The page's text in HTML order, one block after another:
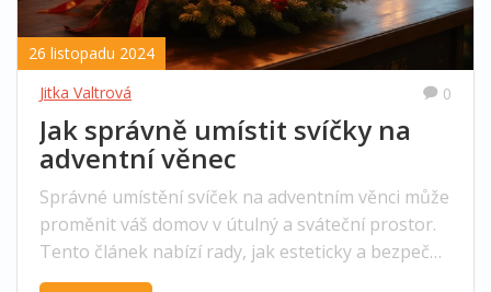
26 listopadu 2024
Jitka Valtrová
0
Jak správně umístit svíčky na
adventní věnec
Správné umístění svíček na adventním věnci může
proměnit váš domov v útulný a sváteční prostor.
Tento článek nabízí rady, jak esteticky a bezpečně
integrovat svíčky do tradičního vánočního dekoru.